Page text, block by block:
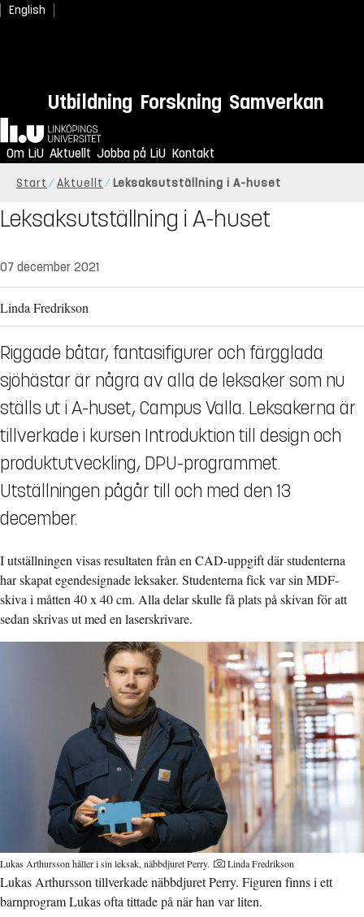
English
Utbildning Forskning Samverkan
Hem
Om LiU Aktuellt Jobba på LiU Kontakt
Start Aktuellt Leksaksutställning i A-huset
Leksaksutställning i A-huset
07 december 2021
Linda Fredrikson
Riggade båtar, fantasifigurer och färgglada
sjöhästar är några av alla de leksaker som nu
ställs ut i A-huset, Campus Valla. Leksakerna är
tillverkade i kursen Introduktion till design och
produktutveckling, DPU-programmet.
Utställningen pågår till och med den 13
december.
I utställningen visas resultaten från en CAD-uppgift där studenterna
har skapat egendesignade leksaker. Studenterna fick var sin MDF-
skiva i måtten 40 x 40 cm. Alla delar skulle få plats på skivan för att
sedan skrivas ut med en laserskrivare.
Lukas Arthursson håller i sin leksak, näbbdjuret Perry. Linda Fredrikson
Lukas Arthursson tillverkade näbbdjuret Perry. Figuren finns i ett
barnprogram Lukas ofta tittade på när han var liten.